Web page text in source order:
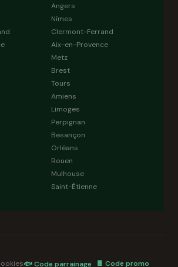
Angers
Nîmes
Clermont-Ferrand
Aix-en-Provence
Metz
Brest
Tours
Amiens
Limoges
Perpignan
Besançon
Orléans
Rouen
Mulhouse
Saint-Étienne
🐟 Code parrainage 🍫 Code promo